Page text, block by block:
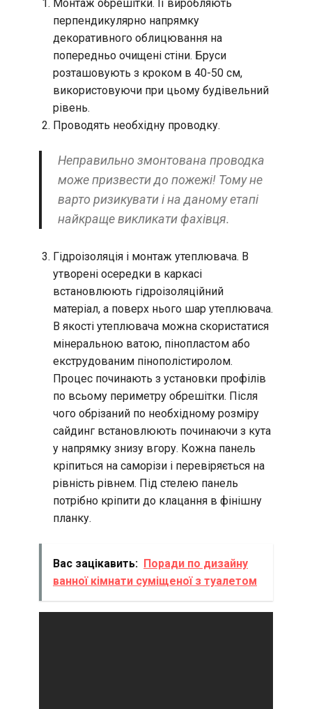
Монтаж обрешітки. Її виробляють
перпендикулярно напрямку
декоративного облицювання на
попередньо очищені стіни. Бруси
розташовують з кроком в 40-50 см,
використовуючи при цьому будівельний
рівень.
Проводять необхідну проводку.
Неправильно змонтована проводка
може призвести до пожежі! Тому не
варто ризикувати і на даному етапі
найкраще викликати фахівця.
Гідроізоляція і монтаж утеплювача. В
утворені осередки в каркасі
встановлюють гідроізоляційний
матеріал, а поверх нього шар утеплювача.
В якості утеплювача можна скористатися
мінеральною ватою, пінопластом або
екструдованим пінополістиролом.
Процес починають з установки профілів
по всьому периметру обрешітки. Після
чого обрізаний по необхідному розміру
сайдинг встановлюють починаючи з кута
у напрямку знизу вгору. Кожна панель
кріпиться на саморізи і перевіряється на
рівність рівнем. Під стелею панель
потрібно кріпити до клацання в фінішну
планку.
Вас зацікавить: Поради по дизайну
ванної кімнати суміщеної з туалетом